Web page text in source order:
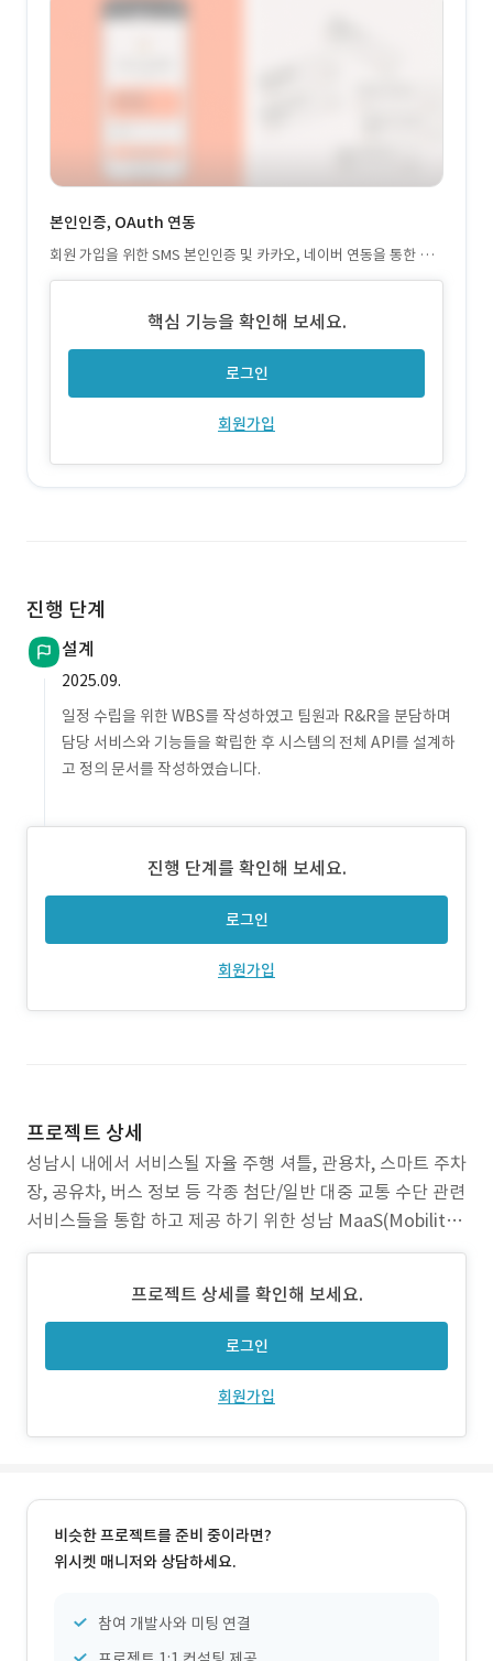
본인인증, OAuth 연동
회원 가입을 위한 SMS 본인인증 및 카카오, 네이버 연동을 통한 OA
uth 인증 프로세스를 개발하였습니다.
핵심 기능을 확인해 보세요.
로그인
회원가입
진행 단계
설계
2025.09.
일정 수립을 위한 WBS를 작성하였고 팀원과 R&R을 분담하며
담당 서비스와 기능들을 확립한 후 시스템의 전체 API를 설계하
고 정의 문서를 작성하였습니다.
진행 단계를 확인해 보세요.
로그인
회원가입
프로젝트 상세
성남시 내에서 서비스될 자율 주행 셔틀, 관용차, 스마트 주차
장, 공유차, 버스 정보 등 각종 첨단/일반 대중 교통 수단 관련
서비스들을 통합 하고 제공 하기 위한 성남 MaaS(Mobility
as a Service, 통합 모빌리티 서비스) 개발을 진행했던 프로
일부 개발, 보안성 검토를 담당했었습니다.
프로젝트 상세를 확인해 보세요.
로그인
회원가입
비슷한 프로젝트를 준비 중이라면?
위시켓 매니저와 상담하세요.
참여 개발사와 미팅 연결